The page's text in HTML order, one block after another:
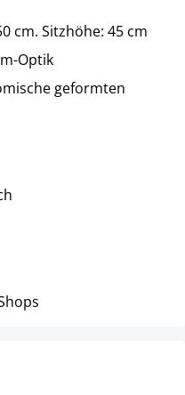
cm. Sitzhöhe: 45 cm
Optik
geformten